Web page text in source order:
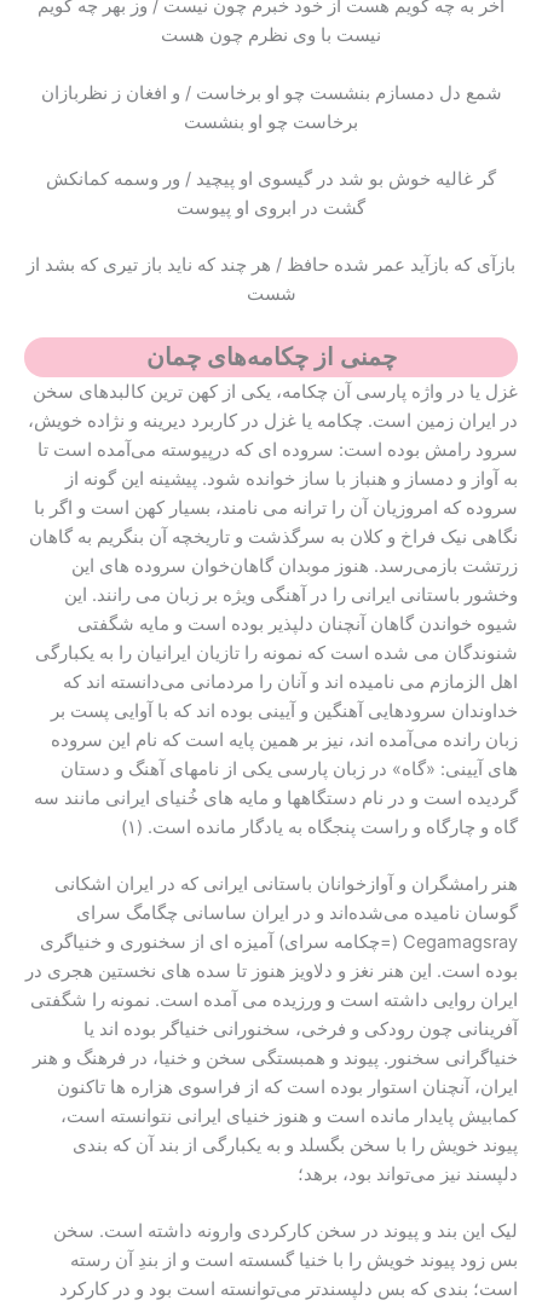
آخر به چه گویم هست از خود خبرم چون نیست / وز بهر چه گویم
نیست با وی نظرم چون هست
شمع دل دمسازم بنشست چو او برخاست / و افغان ز نظربازان
برخاست چو او بنشست
گر غالیه خوش بو شد در گیسوی او پیچید / ور وسمه کمانکش
گشت در ابروی او پیوست
بازآی که بازآید عمر شده حافظ / هر چند که ناید باز تیری که بشد از
شست
چمنی از چکامه‌های چمان
غزل یا در واژه پارسی آن چکامه، یکی از کهن ترین کالبدهای سخن
در ایران زمین است. چکامه یا غزل در کاربرد دیرینه و نژاده خویش،
سرود رامش بوده است: سروده ای که درپیوسته می‌آمده است تا
به آواز و دمساز و هنباز با ساز خوانده شود. پیشینه این گونه از
سروده که امروزیان آن را ترانه می نامند، بسیار کهن است و اگر با
نگاهی نیک فراخ و کلان به سرگذشت و تاریخچه آن بنگریم به گاهان
زرتشت بازمی‌رسد. هنوز موبدان گاهان‌خوان سروده های این
وخشور باستانی ایرانی را در آهنگی ویژه بر زبان می رانند. این
شیوه خواندن گاهان آنچنان دلپذیر بوده است و مایه شگفتی
شنوندگان می شده است که نمونه را تازیان ایرانیان را به یکبارگی
اهل الزمازم می نامیده اند و آنان را مردمانی می‌دانسته اند که
خداوندان سرودهایی آهنگین و آیینی بوده اند که با آوایی پست بر
زبان رانده می‌آمده اند، نیز بر همین پایه است که نام این سروده
های آیینی: «گاه» در زبان پارسی یکی از نامهای آهنگ و دستان
گردیده است و در نام دستگاهها و مایه های خُنیای ایرانی مانند سه
گاه و چارگاه و راست پنجگاه به یادگار مانده است. (۱)
هنر رامشگران و آوازخوانان باستانی ایرانی که در ایران اشکانی
گوسان نامیده می‌شده‌اند و در ایران ساسانی چگامگ سرای
Cegamagsray (=چکامه سرای) آمیزه ای از سخنوری و خنیاگری
بوده است. این هنر نغز و دلاویز هنوز تا سده های نخستین هجری در
ایران روایی داشته است و ورزیده می آمده است. نمونه را شگفتی
آفرینانی چون رودکی و فرخی، سخنورانی خنیاگر بوده اند یا
خنیاگرانی سخنور. پیوند و همبستگی سخن و خنیا، در فرهنگ و هنر
ایران، آنچنان استوار بوده است که از فراسوی هزاره ها تاکنون
کمابیش پایدار مانده است و هنوز خنیای ایرانی نتوانسته است،
پیوند خویش را با سخن بگسلد و به یکبارگی از بند آن که بندی
دلپسند نیز می‌تواند بود، برهد؛
لیک این بند و پیوند در سخن کارکردی وارونه داشته است. سخن
بس زود پیوند خویش را با خنیا گسسته است و از بندِ آن رسته
است؛ بندی که بس دلپسندتر می‌توانسته است بود و در کارکرد